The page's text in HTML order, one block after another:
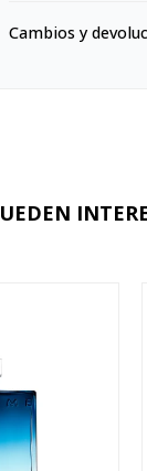
Cambios y